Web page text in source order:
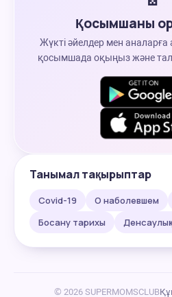
Қосымшаны
Жүкті әйелдер мен
қосымшада оқыңыз және
Танымал тақырыптар
Covid-19 О наболевшем
Босану тарихы
© 2026 SUPERMOMSCLUB